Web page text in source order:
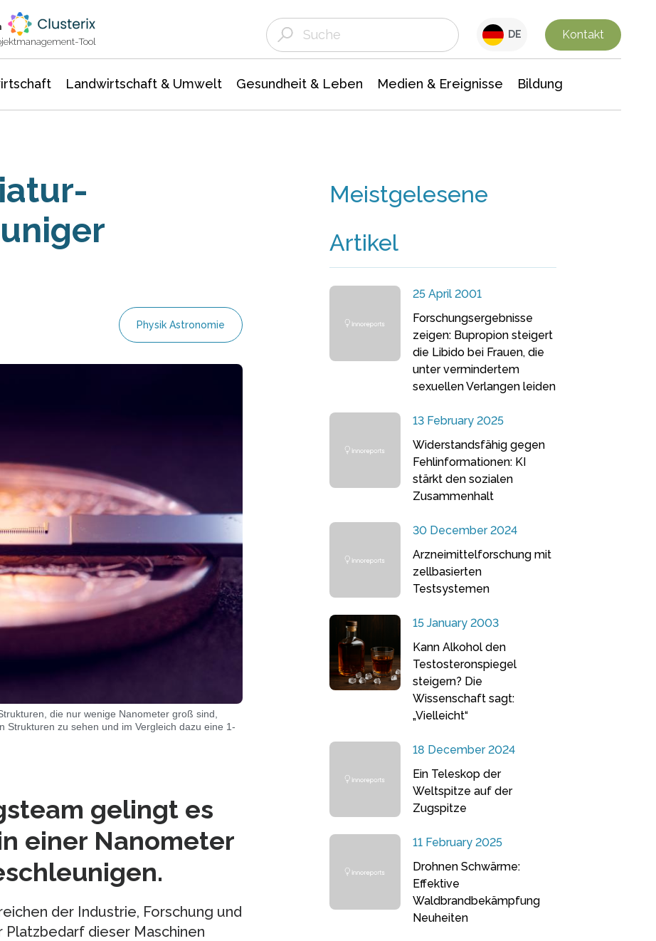
Tool
DE Kontakt
Landwirtschaft & Umwelt Gesundheit & Leben Medien & Ereignisse Bildung
Physik Astronomie
die nur wenige Nanometer groß sind,
Strukturen zu sehen und im Vergleich dazu eine 1-
gelingt es
einer Nanometer
der Industrie, Forschung und
dieser Maschinen
Meistgelesene
Artikel
25 April 2001
Forschungsergebnisse
zeigen: Bupropion steigert
die Libido bei Frauen, die
unter vermindertem
sexuellen Verlangen leiden
13 February 2025
Widerstandsfähig gegen
Fehlinformationen: KI
stärkt den sozialen
Zusammenhalt
30 December 2024
Arzneimittelforschung mit
zellbasierten
Testsystemen
15 January 2003
Kann Alkohol den
Testosteronspiegel
steigern? Die
Wissenschaft sagt:
„Vielleicht“
18 December 2024
Ein Teleskop der
Weltspitze auf der
Zugspitze
11 February 2025
Drohnen Schwärme:
Effektive
Waldbrandbekämpfung
Neuheiten